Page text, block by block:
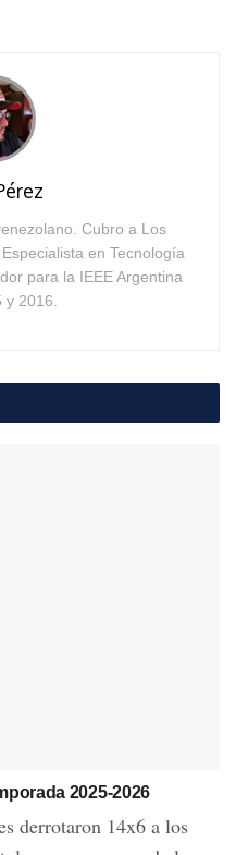
Cubro a Los
en Tecnología
para la IEEE Argentina
2016.
2025-2026
derrotaron 14x6 a los